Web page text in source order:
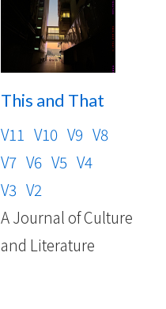
This and That
V11 V10 V9 V8
V7 V6 V5 V4
V3 V2
A Journal of Culture
and Literature